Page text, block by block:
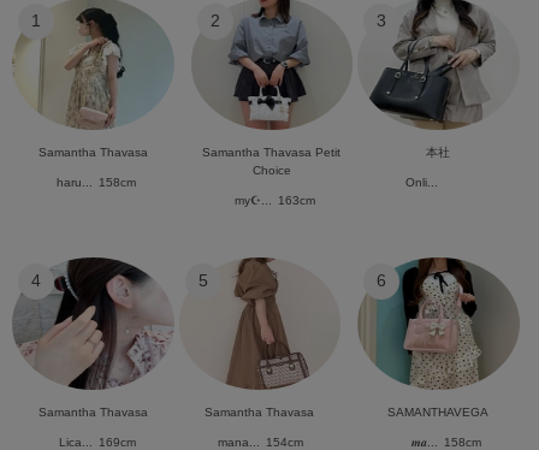
1
Samantha Thavasa
haru... 158cm
2
Samantha Thavasa Petit
Choice
my☪︎... 163cm
3
本社
Onli...
4
Samantha Thavasa
Lica... 169cm
5
Samantha Thavasa
mana... 154cm
6
SAMANTHAVEGA
𝒎𝒂... 158cm